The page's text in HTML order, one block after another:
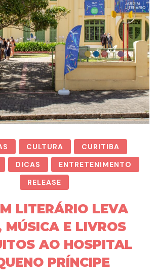
CULTURA
CURITIBA
DICAS
ENTRETENIMENTO
RELEASE
LITERÁRIO LEVA
MÚSICA E LIVROS
AO HOSPITAL
PRÍNCIPE